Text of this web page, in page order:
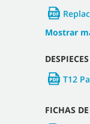
Mostrar
DESPIECES
T12
FICHAS